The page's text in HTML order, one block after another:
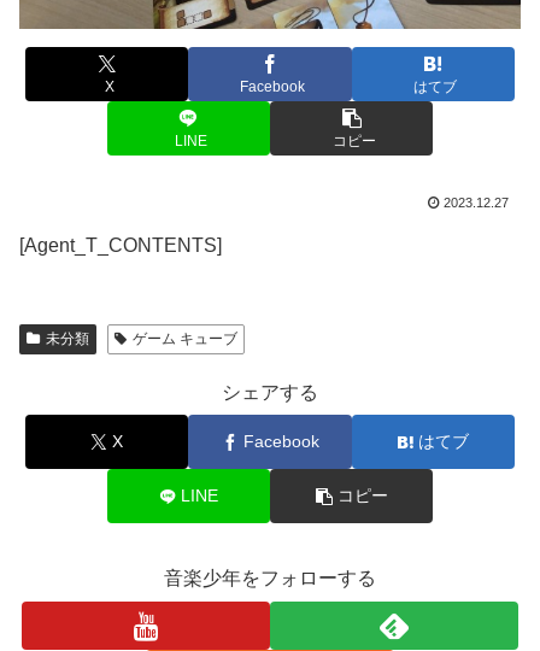
X Facebook はてブ
LINE コピー
2023.12.27
[Agent_T_CONTENTS]
未分類 ゲーム キューブ
シェアする
X Facebook はてブ
LINE コピー
音楽少年をフォローする